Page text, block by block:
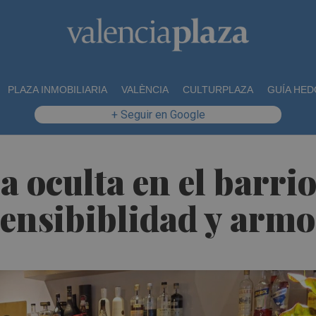
PLAZA INMOBILIARIA VALÈNCIA CULTURPLAZA GUÍA
+ Seguir en Google
oculta en el
y